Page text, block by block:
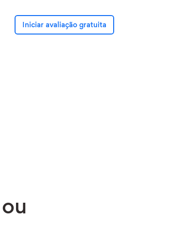
Iniciar avaliação gratuita